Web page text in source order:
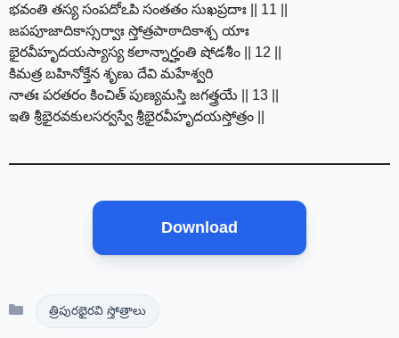
భవంతి తస్య సంపదోఽపి సంతతం సుఖప్రదాః || 11 ||
జపపూజాదికాస్సర్వాః స్తోత్రపాఠాదికాశ్చ యాః
భైరవీహృదయస్యాస్య కలాన్నార్హంతి షోడశీం || 12 ||
కిమత్ర బహినోక్తేన శృణు దేవి మహేశ్వరి
నాతః పరతరం కించిత్ పుణ్యమస్తి జగత్త్రయే || 13 ||
ఇతి శ్రీభైరవకులసర్వస్వే శ్రీభైరవీహృదయస్తోత్రం ||
Download
Categories
త్రిపురభైరవి స్తోత్రాలు